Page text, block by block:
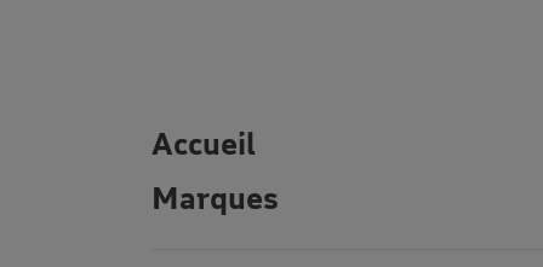
Accueil
Marques